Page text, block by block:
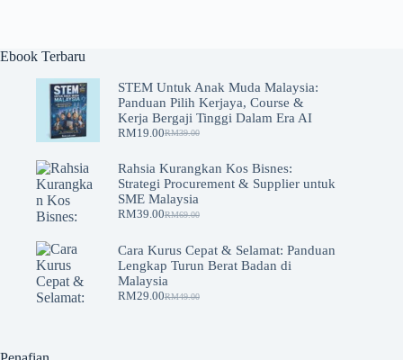
Ebook Terbaru
STEM Untuk Anak Muda Malaysia:
Panduan Pilih Kerjaya, Course &
Kerja Bergaji Tinggi Dalam Era AI
RM39.00
Original
was:
RM39.00.
RM19.00Current
is:
RM19.00.
Rahsia Kurangkan Kos Bisnes:
Strategi Procurement & Supplier untuk
SME Malaysia
RM69.00
Original
was:
RM69.00.
RM39.00Current
is:
RM39.00.
Cara Kurus Cepat & Selamat: Panduan
Lengkap Turun Berat Badan di
Malaysia
RM49.00
Original
RM29.00Current